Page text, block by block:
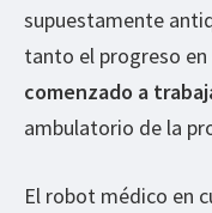
supuestamente
tanto el progreso
comenzado a
ambulatorio de la
El robot médico en